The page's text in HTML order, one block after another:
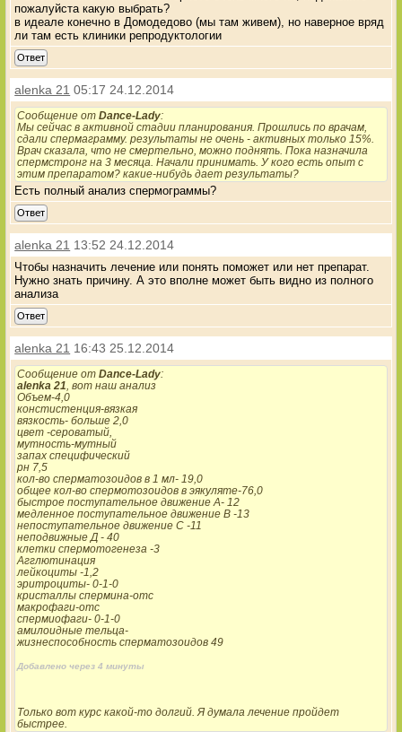
пожалуйста какую выбрать?
в идеале конечно в Домодедово (мы там живем), но наверное вряд
ли там есть клиники репродуктологии
Ответ
alenka 21 05:17 24.12.2014
Сообщение отDance-Lady:
Мы сейчас в активной стадии планирования. Прошлись по врачам,
сдали спермаграмму. результаты не очень - активных только 15%.
Врач сказала, что не смертельно, можно поднять. Пока назначила
спермстронг на 3 месяца. Начали принимать. У кого есть опыт с
этим препаратом? какие-нибудь дает результаты?
Есть полный анализ спермограммы?
Ответ
alenka 21 13:52 24.12.2014
Чтобы назначить лечение или понять поможет или нет препарат.
Нужно знать причину. А это вполне может быть видно из полного
анализа
Ответ
alenka 21 16:43 25.12.2014
Сообщение отDance-Lady:
alenka 21 , вот наш анализ
Объем-4,0
констистенция-вязкая
вязкость- больше 2,0
цвет -сероватый,
мутность-мутный
запах специфический
рн 7,5
кол-во сперматозоидов в 1 мл- 19,0
общее кол-во спермотозоидов в эякуляте-76,0
быстрое поступательное движение А- 12
медленное поступательное движение В -13
непоступательное движение С -11
неподвижные Д - 40
клетки спермотогенеза -3
Агглютинация
лейкоциты -1,2
эритроциты- 0-1-0
кристаллы спермина-отс
макрофаги-отс
спермиофаги- 0-1-0
амилоидные тельца-
жизнеспособность сперматозоидов 49
Добавлено через 4 минуты
Только вот курс какой-то долгий. Я думала лечение пройдет
быстрее.